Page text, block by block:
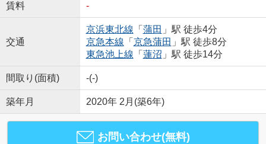
賃料 -
交通
京浜東北線 「 蒲田 」駅 徒歩4分
京急本線 「 京急蒲田 」駅 徒歩8分
東急池上線 「 蓮沼 」駅 徒歩14分
間取り(面積) -(-)
築年月 2020年 2月(築6年)
お問い合わせ(無料)